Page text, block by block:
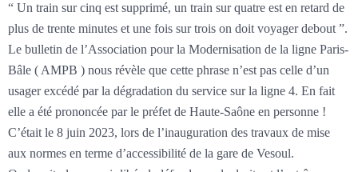
“ Un train sur cinq est supprimé, un train sur quatre est en retard de
plus de trente minutes et une fois sur trois on doit voyager debout ”.
Le bulletin de l’Association pour la Modernisation de la ligne Paris-
Bâle ( AMPB ) nous révèle que cette phrase n’est pas celle d’un
usager excédé par la dégradation du service sur la ligne 4. En fait
elle a été prononcée par le préfet de Haute-Saône en personne !
C’était le 8 juin 2023, lors de l’inauguration des travaux de mise
aux normes en terme d’accessibilité de la gare de Vesoul.